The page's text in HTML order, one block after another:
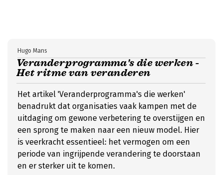
Veranderprogramma's die werken -
Het ritme van veranderen
Hugo Mans
Het artikel 'Veranderprogramma's die werken'
benadrukt dat organisaties vaak kampen met de
uitdaging om gewone verbetering te overstijgen en
een sprong te maken naar een nieuw model. Hier
is veerkracht essentieel: het vermogen om een
periode van ingrijpende verandering te doorstaan
en er sterker uit te komen.